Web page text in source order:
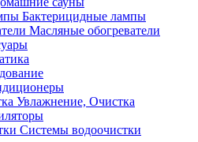
Бактерицидные лампы
Масляные обогреватели
Увлажнение, Очистка
Системы водоочистки